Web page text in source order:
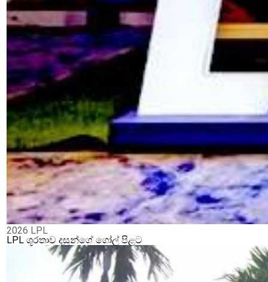
2026 LPL
LPL ශූරතාව දසුන්ගේ ගෝල් පිළට